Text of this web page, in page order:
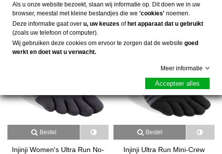
Bestel
Injinji Women's Ultra Run No-
Bestel
Injinji Ultra Run Mini-Crew
Als u onze website bezoekt, slaan wij informatie op. Dit doen we in uw
browser, meestal met kleine bestandjes die we 'cookies' noemen.
Deze informatie gaat over u, uw keuzes ofhet apparaat dat u gebruikt
(zoals uw telefoon of computer).
Wij gebruiken deze cookies om ervoor te zorgen dat de website goed
werkt en doet wat u verwacht.
Meer informatie
Accepteer alles